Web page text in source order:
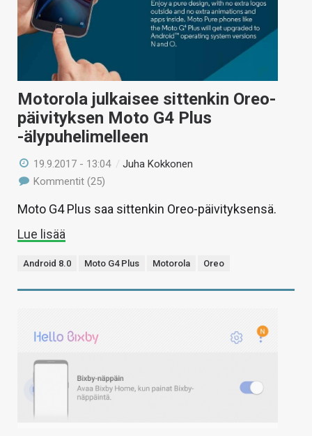
VAIHDA TEEMA
HAKU
Motorola julkaisee sittenkin Oreo-
päivityksen Moto G4 Plus
-älypuhelimelleen
19.9.2017 - 13:04 /Juha Kokkonen
Kommentit (25)
Moto G4 Plus saa sittenkin Oreo-päivityksensä.
Lue lisää
Android 8.0 Moto G4 Plus Motorola Oreo